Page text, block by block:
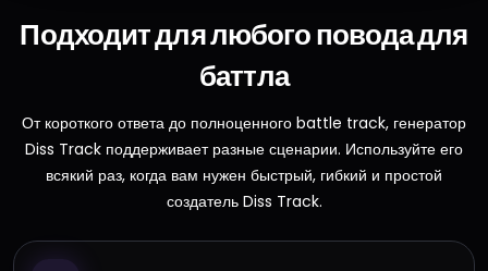
Подходит для любого повода для
баттла
От короткого ответа до полноценного battle track, генератор
Diss Track поддерживает разные сценарии. Используйте его
всякий раз, когда вам нужен быстрый, гибкий и простой
создатель Diss Track.